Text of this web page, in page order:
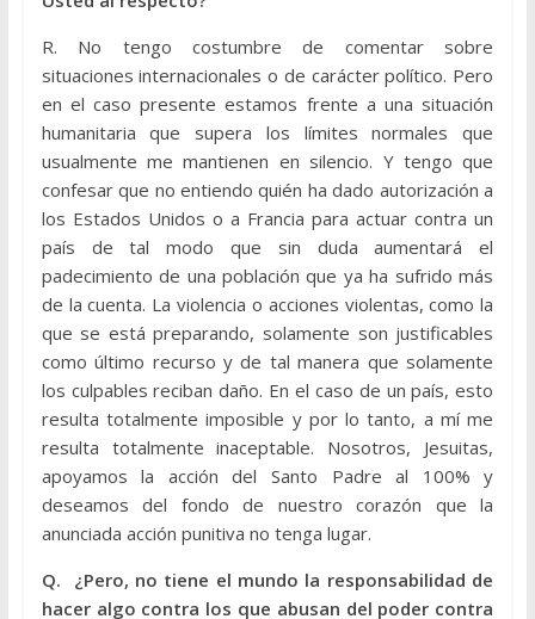
R. No tengo costumbre de comentar sobre
situaciones internacionales o de carácter político. Pero
en el caso presente estamos frente a una situación
humanitaria que supera los límites normales que
usualmente me mantienen en silencio. Y tengo que
confesar que no entiendo quién ha dado autorización a
los Estados Unidos o a Francia para actuar contra un
país de tal modo que sin duda aumentará el
padecimiento de una población que ya ha sufrido más
de la cuenta. La violencia o acciones violentas, como la
que se está preparando, solamente son justificables
como último recurso y de tal manera que solamente
los culpables reciban daño. En el caso de un país, esto
resulta totalmente imposible y por lo tanto, a mí me
resulta totalmente inaceptable. Nosotros, Jesuitas,
apoyamos la acción del Santo Padre al 100% y
deseamos del fondo de nuestro corazón que la
anunciada acción punitiva no tenga lugar.
Q. ¿Pero, no tiene el mundo la responsabilidad de
hacer algo contra los que abusan del poder contra